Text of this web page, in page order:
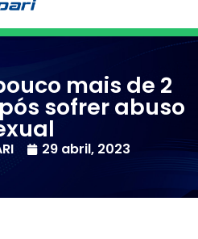
mais de 2
sofrer abuso
29 abril, 2023